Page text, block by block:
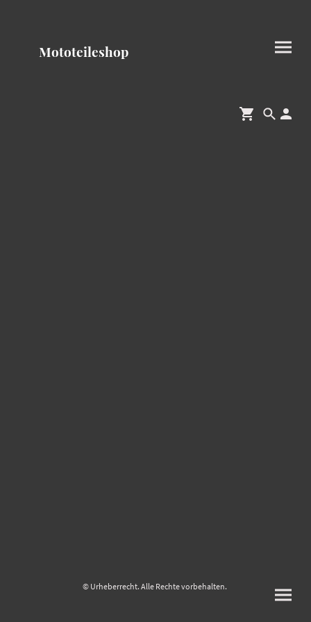
Mototeileshop
© Urheberrecht. Alle Rechte vorbehalten.